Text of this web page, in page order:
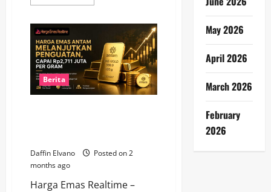
more
Emas
Antam
Bergerak
Turun
Menuju
Rp2,6
Juta
Berita
Daffin Elvano
Posted on 2
months ago
Harga Emas Realtime –
May 2026
April 2026
March 2026
February
2026